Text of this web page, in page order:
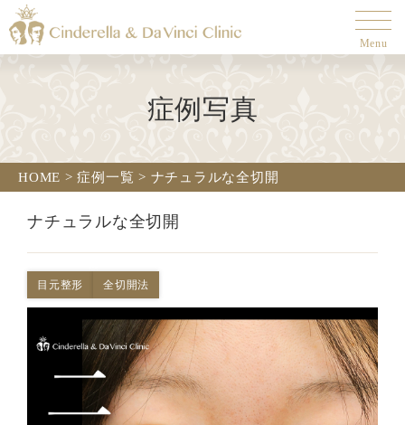
Menu
症例写真
HOME >症例一覧 > ナチュラルな全切開
ナチュラルな全切開
目元整形 全切開法